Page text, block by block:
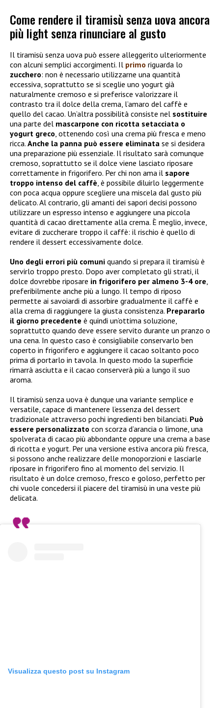
Come rendere il tiramisù senza uova ancora
più light senza rinunciare al gusto
Il tiramisù senza uova può essere alleggerito ulteriormente
con alcuni semplici accorgimenti. Il primo riguarda lo
zucchero: non è necessario utilizzarne una quantità
eccessiva, soprattutto se si sceglie uno yogurt già
naturalmente cremoso e si preferisce valorizzare il
contrasto tra il dolce della crema, l’amaro del caffè e
quello del cacao. Un’altra possibilità consiste nel sostituire
una parte del mascarpone con ricotta setacciata o
yogurt greco , ottenendo così una crema più fresca e meno
ricca. Anche la panna può essere eliminata se si desidera
una preparazione più essenziale. Il risultato sarà comunque
cremoso, soprattutto se il dolce viene lasciato riposare
correttamente in frigorifero. Per chi non ama il sapore
troppo intenso del caffè , è possibile diluirlo leggermente
con poca acqua oppure scegliere una miscela dal gusto più
delicato. Al contrario, gli amanti dei sapori decisi possono
utilizzare un espresso intenso e aggiungere una piccola
quantità di cacao direttamente alla crema. È meglio, invece,
evitare di zuccherare troppo il caffè: il rischio è quello di
rendere il dessert eccessivamente dolce.
Uno degli errori più comuni quando si prepara il tiramisù è
servirlo troppo presto. Dopo aver completato gli strati, il
dolce dovrebbe riposare in frigorifero per almeno 3-4 ore
preferibilmente anche più a lungo. Il tempo di riposo
permette ai savoiardi di assorbire gradualmente il caffè e
alla crema di raggiungere la giusta consistenza. Prepararlo
il giorno precedente è quindi un’ottima soluzione,
soprattutto quando deve essere servito durante un pranzo o
una cena. In questo caso è consigliabile conservarlo ben
coperto in frigorifero e aggiungere il cacao soltanto poco
prima di portarlo in tavola. In questo modo la superficie
rimarrà asciutta e il cacao conserverà più a lungo il suo
aroma.
Il tiramisù senza uova è dunque una variante semplice e
versatile, capace di mantenere l’essenza del dessert
tradizionale attraverso pochi ingredienti ben bilanciati. Può
essere personalizzato con scorza d’arancia o limone, una
spolverata di cacao più abbondante oppure una crema a base
di ricotta e yogurt. Per una versione estiva ancora più fresca,
si possono anche realizzare delle monoporzioni e lasciarle
riposare in frigorifero fino al momento del servizio. Il
risultato è un dolce cremoso, fresco e goloso, perfetto per
chi vuole concedersi il piacere del tiramisù in una veste più
delicata.
Visualizza questo post su Instagram